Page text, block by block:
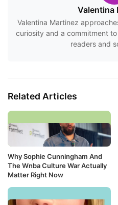
Valentina
Valentina Martinez
curiosity and a commitment
readers and
Related Articles
Why Sophie Cunningham And
The Wnba Culture War Actually
Matter Right Now